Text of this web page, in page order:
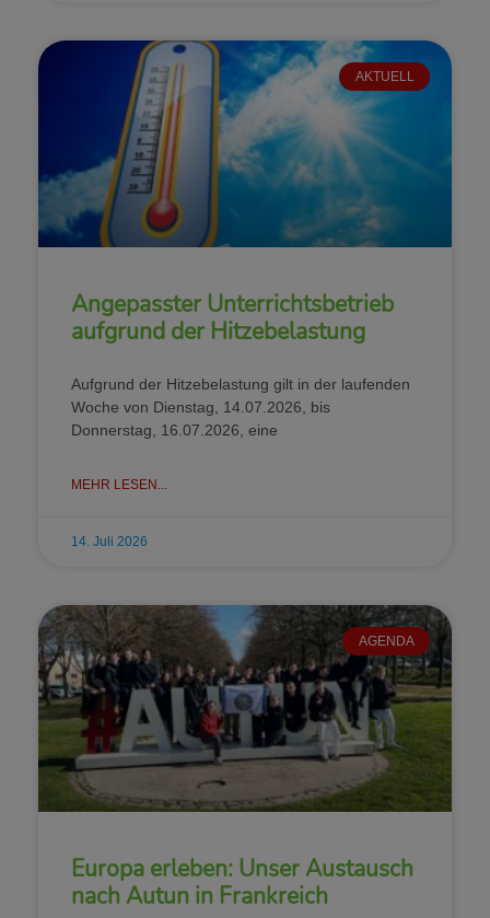
AKTUELL
Angepasster Unterrichtsbetrieb
aufgrund der Hitzebelastung
Aufgrund der Hitzebelastung gilt in der laufenden
Woche von Dienstag, 14.07.2026, bis
Donnerstag, 16.07.2026, eine
MEHR LESEN...
14. Juli 2026
AGENDA
Europa erleben: Unser Austausch
nach Autun in Frankreich